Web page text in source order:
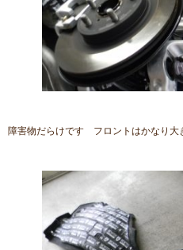
障害物だらけです フロントはかなり大